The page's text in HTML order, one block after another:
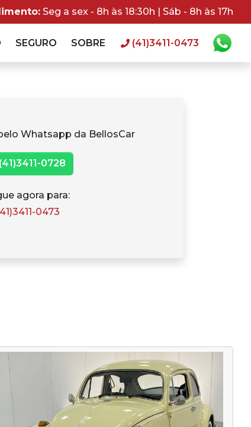
Seg a sex - 8h às 18:30h | Sáb - 8h às 17h
SEGURO SOBRE (41)3411-0473
Whatsapp da BellosCar
(41)3411-0728
agora para:
0473